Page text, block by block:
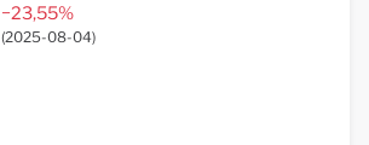
−23,55%
(2025-08-04)